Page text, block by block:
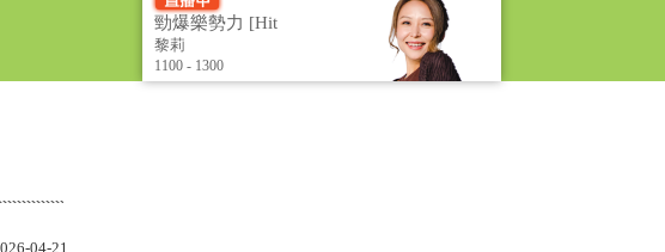
勁爆樂勢力 [Hit
Power]
黎莉
1100 - 1300
04-21